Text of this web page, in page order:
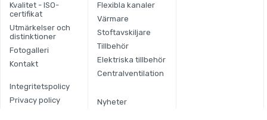
Kvalitet - ISO-
certifikat
Utmärkelser och
distinktioner
Fotogalleri
Kontakt
Integritetspolicy
Privacy policy
Flexibla kanaler
Värmare
Stoftavskiljare
Tillbehör
Elektriska tillbehör
Centralventilation
Nyheter